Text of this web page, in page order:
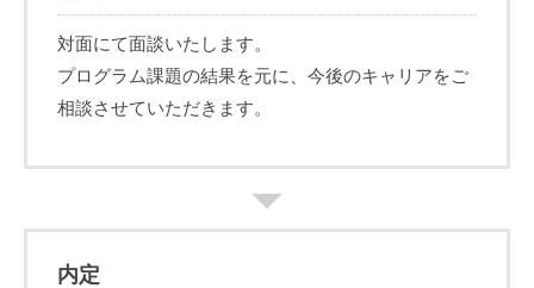
対面にて面談いたします。
プログラム課題の結果を元に、今後のキャリアをご
相談させていただきます。
内定